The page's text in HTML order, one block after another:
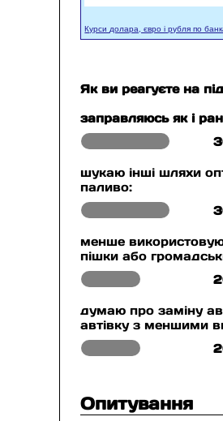
Курси долара, євро і рубля по
Як ви реагуєте на
заправляюсь як і
шукаю інші шляхи
паливо:
менше
пішки або
думаю про заміну
автівку з меншими
Опитування